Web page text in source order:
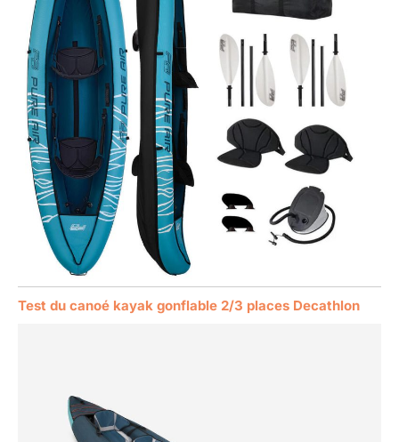
Test du canoé kayak gonflable 2/3 places Decathlon